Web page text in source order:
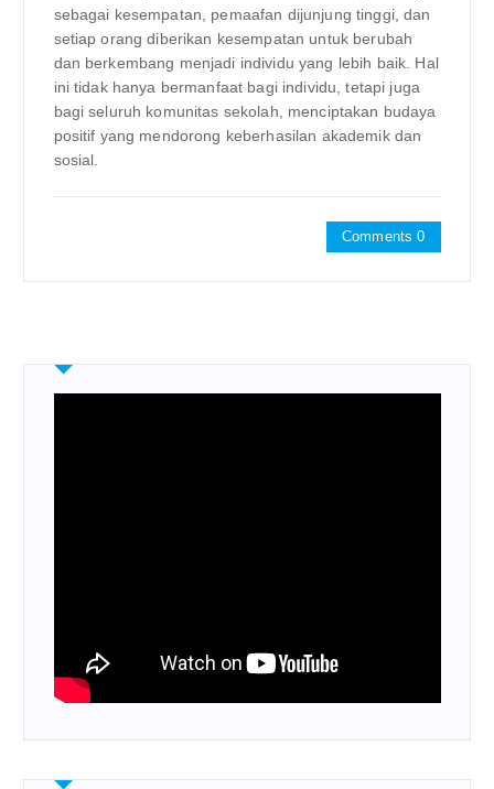
sebagai kesempatan, pemaafan dijunjung tinggi, dan
setiap orang diberikan kesempatan untuk berubah
dan berkembang menjadi individu yang lebih baik. Hal
ini tidak hanya bermanfaat bagi individu, tetapi juga
bagi seluruh komunitas sekolah, menciptakan budaya
positif yang mendorong keberhasilan akademik dan
sosial.
Comments 0